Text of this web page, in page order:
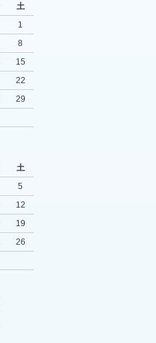
土
1
8
15
22
29
土
5
12
19
26